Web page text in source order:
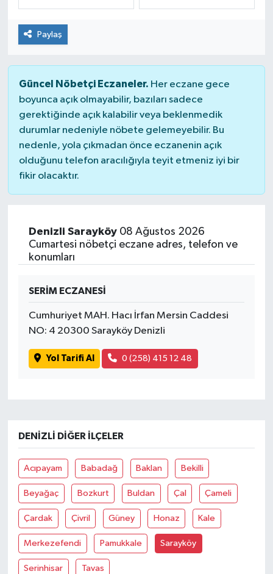
Paylaş
Güncel Nöbetçi Eczaneler. Her eczane gece
boyunca açık olmayabilir, bazıları sadece
gerektiğinde açık kalabilir veya beklenmedik
durumlar nedeniyle nöbete gelemeyebilir. Bu
nedenle, yola çıkmadan önce eczanenin açık
olduğunu telefon aracılığıyla teyit etmeniz iyi bir
fikir olacaktır.
Denizli Sarayköy08 Ağustos 2026
Cumartesi nöbetçi eczane adres, telefon ve
konumları
SERİM ECZANESİ
Cumhuriyet MAH. Hacı İrfan Mersin Caddesi
NO: 4 20300 Sarayköy Denizli
Yol Tarifi Al 0 (258) 415 12 48
DENIZLI DIĞER İLÇELER
Acıpayam Babadağ Baklan Bekilli
Beyağaç Bozkurt Buldan Çal Çameli
Çardak Çivril Güney Honaz Kale
Merkezefendi Pamukkale Sarayköy
Serinhisar Tavas
Bilim veTeknoloji
Eğitim
SEKTÖR
Magazin
Günün Haberleri
Tüm Makaleler
Tüm Haberler
Videolu Haberler